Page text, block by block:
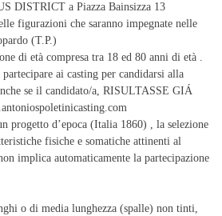
DISTRICT a Piazza Bainsizza 13
figurazioni che saranno impegnate nelle
(T.P.)
di età compresa tra 18 ed 80 anni di età .
partecipare ai casting per candidarsi alla
se il candidato/a, RISULTASSE GIÁ
progetto d’epoca (Italia 1860) , la selezione
fisiche e somatiche attinenti al
implica automaticamente la partecipazione
o di media lunghezza (spalle) non tinti,